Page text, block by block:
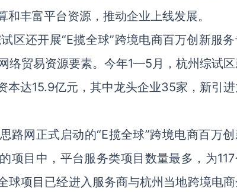
和丰富平台资源，推动企业上线发展。
区还开展“E揽全球”跨境电商百万创新服
络贸易资源要素。今年1—5月，杭州综试区
达15.9亿元，其中龙头企业35家，新引
路网正式启动的“E揽全球”跨境电商百万创
目中，平台服务类项目数量最多，为117
项目已经进入服务商与杭州当地跨境电